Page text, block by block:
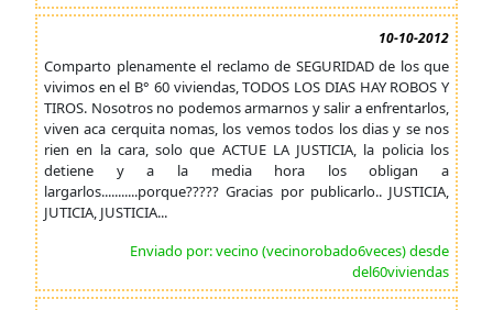
10-10-2012
Comparto plenamente el reclamo de SEGURIDAD de los que
vivimos en el B° 60 viviendas, TODOS LOS DIAS HAY ROBOS Y
TIROS. Nosotros no podemos armarnos y salir a enfrentarlos,
viven aca cerquita nomas, los vemos todos los dias y se nos
rien en la cara, solo que ACTUE LA JUSTICIA, la policia los
detiene y a la media hora los obligan a
largarlos...........porque????? Gracias por publicarlo.. JUSTICIA,
JUTICIA, JUSTICIA...
Enviado por: vecino (vecinorobado6veces) desde
del60viviendas